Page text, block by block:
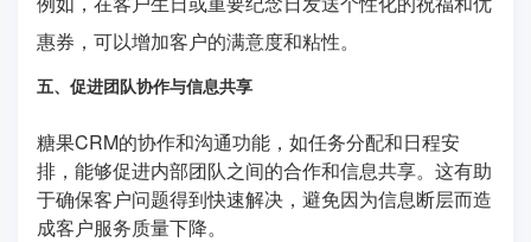
惠券，可以增加客户的满意度和粘性。
五、促进团队协作与信息共享
糖果CRM的协作和沟通功能，如任务分配和日程安
排，能够促进内部团队之间的合作和信息共享。这有助
于确保客户问题得到快速解决，避免因为信息断层而造
成客户服务质量下降。